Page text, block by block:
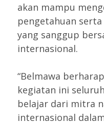
akan mampu
pengetahuan
yang sanggup
internasional.
“Belmawa
kegiatan ini
belajar dari mitra
internasional